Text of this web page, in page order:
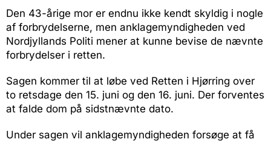
Den 43-årige mor er endnu ikke kendt skyldig i nogle
af forbrydelserne, men anklagemyndigheden ved
Nordjyllands Politi mener at kunne bevise de nævnte
forbrydelser i retten.
Sagen kommer til at løbe ved Retten i Hjørring over
to retsdage den 15. juni og den 16. juni. Der forventes
at falde dom på sidstnævnte dato.
Under sagen vil anklagemyndigheden forsøge at få